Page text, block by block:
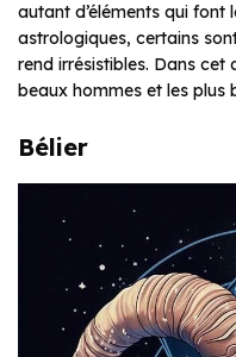
autant d’éléments qui font
astrologiques, certains
rend irrésistibles. Dans cet
beaux hommes et les plus
Bélier